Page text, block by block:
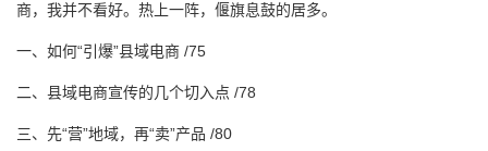
商，我并不看好。热上一阵，偃旗息鼓的居多。
一、如何“引爆”县域电商 /75
二、县域电商宣传的几个切入点 /78
三、先“营”地域，再“卖”产品 /80